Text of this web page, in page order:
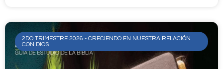
2DO TRIMESTRE 2026 - CRECIENDO EN NUESTRA RELACIÓN
CON DIOS